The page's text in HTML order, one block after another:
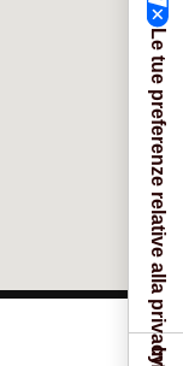
Le tue preferenze relative alla privacy